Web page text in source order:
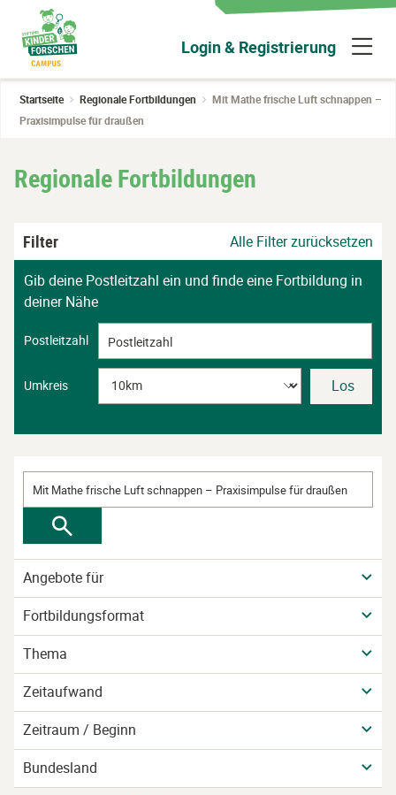
Hauptinhalt
wechseln
Login & Registrierung
Startseite Regionale Fortbildungen
Mit Mathe frische Luft schnappen –
Praxisimpulse für draußen
Regionale Fortbildungen
Filter
Alle Filter zurücksetzen
Gib deine Postleitzahl ein und finde eine Fortbildung in
deiner Nähe
Postleitzahl
Umkreis Los
Angebote für
Fortbildungsformat
Thema
Zeitaufwand
Zeitraum / Beginn
Bundesland